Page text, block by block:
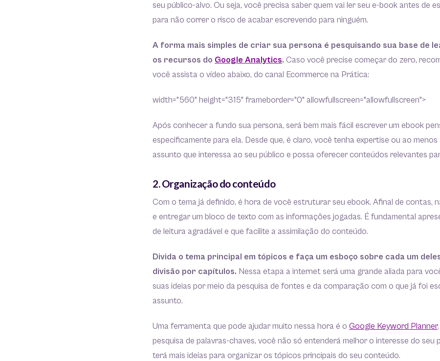
seu público-alvo. Ou seja, você precisa saber quem vai ler seu e-book antes de
para não correr o risco de acabar escrevendo para ninguém.
A forma mais simples de criar sua persona é pesquisando sua base de
os recursos do Google Analytics. Caso você precise começar do zero,
você assista o vídeo abaixo, do canal Ecommerce na Prática:
width="560" height="315" frameborder="0" allowfullscreen="allowfullscreen">
Após conhecer a fundo sua persona, será bem mais fácil escrever um ebook
especificamente para ela. Desde que, é claro, você tenha expertise ou ao
assunto que interessa ao seu público e possa oferecer conteúdos relevantes
2. Organização do conteúdo
Com o tema já definido, é hora de você estruturar seu ebook. Afinal de contas,
e entregar um bloco de texto com as informações jogadas. É fundamental
de leitura agradável e que facilite a assimilação do conteúdo.
Divida o tema principal em tópicos e faça um esboço sobre cada um
divisão por capítulos. Nessa etapa a internet será uma grande aliada para
suas ideias por meio da pesquisa de fontes e da comparação com o que já foi
assunto.
Uma ferramenta que pode ajudar muito nessa hora é o Google Keyword Planner
pesquisa de palavras-chaves, você não só entenderá melhor o interesse do seu
terá mais ideias para organizar os tópicos principais do seu conteúdo.